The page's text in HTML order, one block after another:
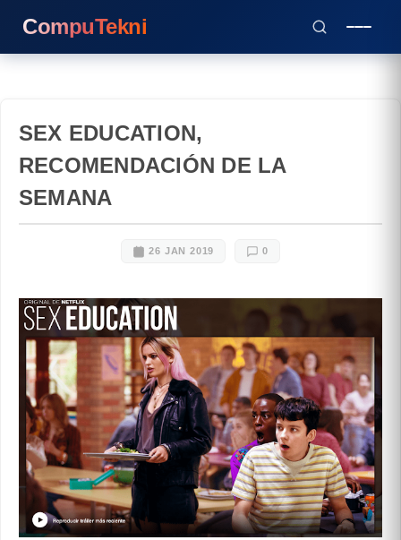
CompuTekni
SEX EDUCATION,
RECOMENDACIÓN DE LA
SEMANA
26 JAN 2019 0